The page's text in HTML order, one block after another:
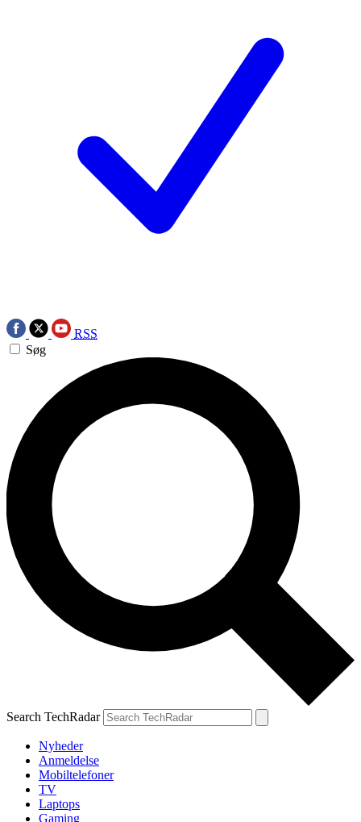
RSS
Søg
Search TechRadar
Nyheder
Anmeldelse
Mobiltelefoner
TV
Laptops
Gaming